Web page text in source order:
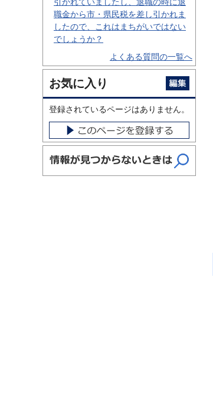
職金から市・県民税を差し引かれま
したので、これはまちがいではない
でしょうか？
よくある質問の一覧へ
お気に入り
登録されているページはありません。